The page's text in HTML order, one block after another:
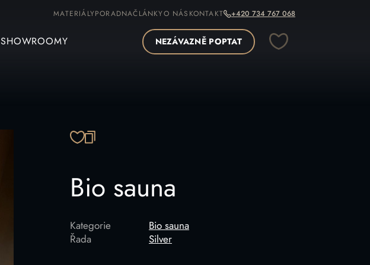
MATERIÁLYPORADNAČLÁNKYO NÁS KONTAKT +420 734 767 068
SHOWROOMY NEZÁVAZNĚ POPTAT
ZKOPÍROVAT ODKAZ
Bio sauna
Kategorie
Bio sauna
Řada
Silver